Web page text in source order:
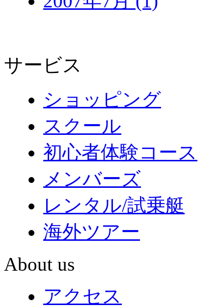
サービス
ショッピング
スクール
初心者体験コース
メンバーズ
レンタル/試乗艇
海外ツアー
About us
アクセス